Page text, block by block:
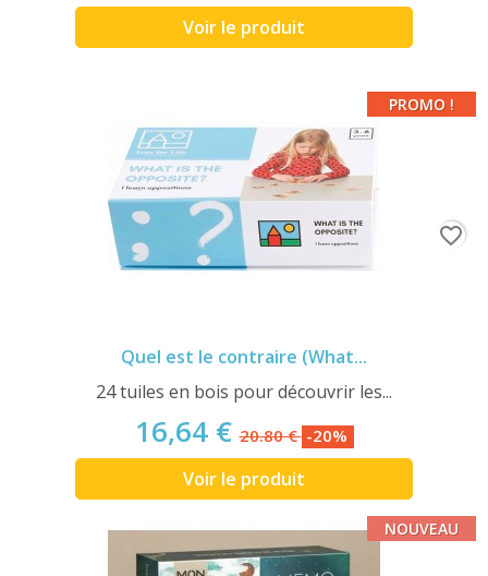
Voir le produit
Quel est le contraire (What...
24 tuiles en bois pour découvrir les...
16,64 €20.80 € -20%
Voir le produit
PROMO !
favorite_border
NOUVEAU